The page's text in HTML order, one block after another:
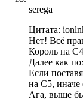
serega
Цитата:
Нет! Всё
Король на С4
Далее как
Если
на С5, иначе
Ага, выше